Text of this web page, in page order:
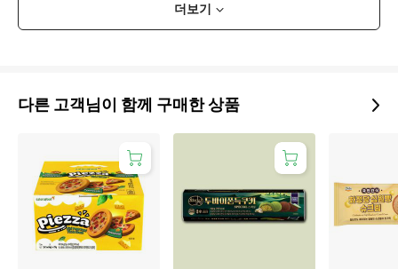
더보기
다른 고객님이 함께 구매한 상품